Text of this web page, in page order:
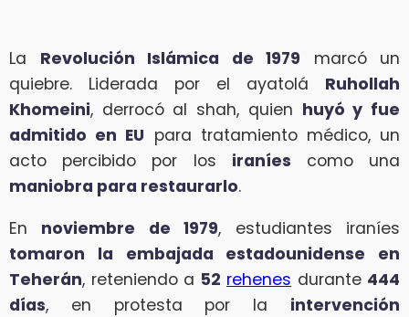
La Revolución Islámica de 1979 marcó un
quiebre. Liderada por el ayatolá Ruhollah
Khomeini, derrocó al shah, quien huyó y fue
admitido en EU para tratamiento médico, un
acto percibido por los iraníes como una
maniobra para restaurarlo.
En noviembre de 1979, estudiantes iraníes
tomaron la embajada estadounidense en
Teherán, reteniendo a 52 rehenes durante 444
días, en protesta por la intervención